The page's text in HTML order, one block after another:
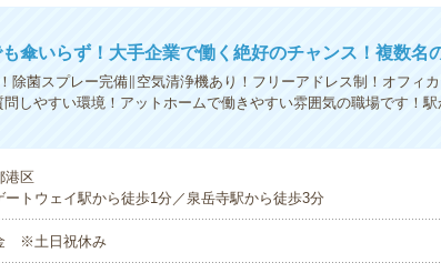
傘いらず！大手企業で働く絶好のチャンス！複数名
除菌スプレー完備∥空気清浄機あり！フリーアドレス制！オフィ
問しやすい環境！アットホームで働きやすい雰囲気の職場です！
港区
ートウェイ駅から徒歩1分／泉岳寺駅から徒歩3分
※土日祝休み